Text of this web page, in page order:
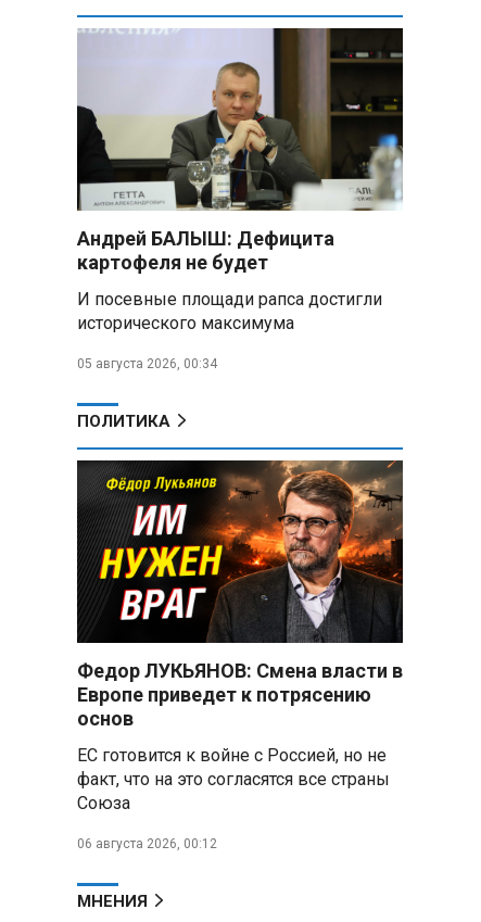
производителя дронов «Упырь»
Российские пловцы
выиграли все золотые медали
первого дня Кубка мира по
зимнему плаванию
Александр Новак:
Независимые АЗС начнут
снабжать топливом через
региональных операторов
Беларусь и Россия
усиливают сотрудничество по
развития
Минобороны РФ:
Рыжевка
Строительство крупнейшего
логцентра Wildberries в
Беларуси идет с опережением
графика
Вячеслав Володин:
Противодействие
мошенничеству и миграционная
политика — приоритеты работы
Госдумы
Владимир Путин запросил у
военного командования оценки
крупные кадровые
Андрей БАЛЫШ: Дефицита
картофеля не будет
И посевные площади рапса достигли
исторического максимума
05 августа 2026, 00:34
ПОЛИТИКА
Федор ЛУКЬЯНОВ: Смена власти в
Европе приведет к потрясению
основ
ЕС готовится к войне с Россией, но не
факт, что на это согласятся все страны
Союза
06 августа 2026, 00:12
МНЕНИЯ